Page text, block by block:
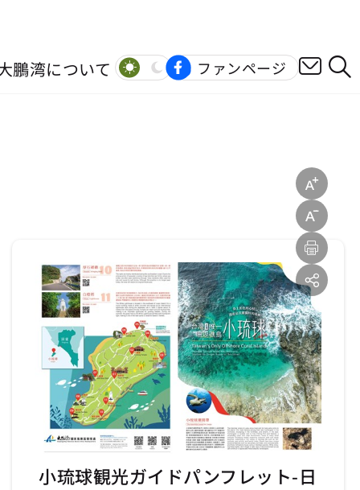
鵬湾について ファンページ
小琉球観光ガイドパンフレット-日